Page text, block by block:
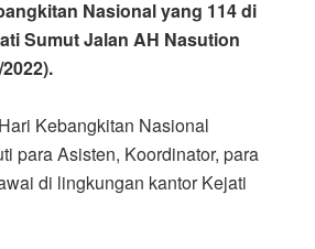
Nasional yang 114 di
Sumut Jalan AH Nasution
Kebangkitan Nasional
para Asisten, Koordinator, para
di lingkungan kantor Kejati